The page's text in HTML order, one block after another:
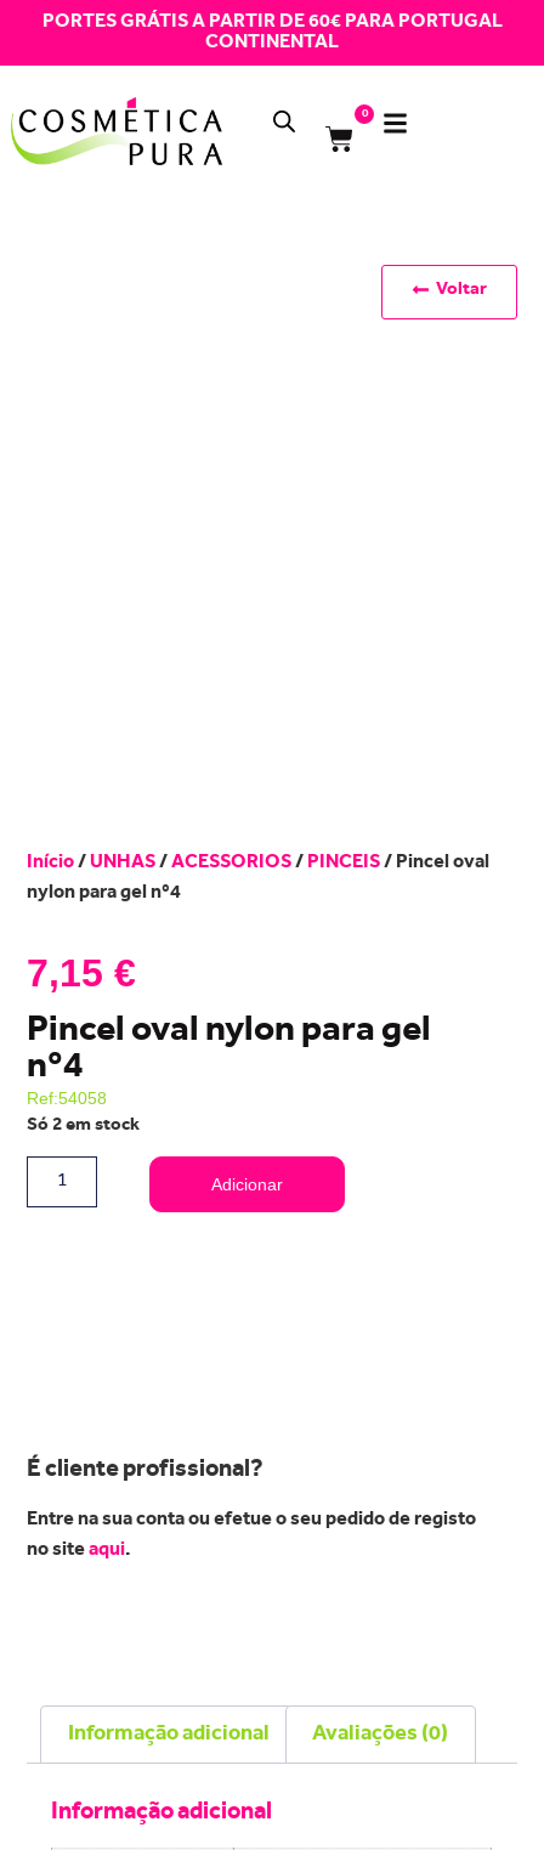
PORTES GRÁTIS A PARTIR DE 60€ PARA PORTUGAL
CONTINENTAL
0
Início/UNHAS/ACESSORIOS/PINCEIS/ Pincel oval
nylon para gel nº4
7,15€
Pincel oval nylon para gel
nº4
Ref:54058
Só 2 em stock
Adicionar
É cliente profissional?
Entre na sua conta ou efetue o seu pedido de registo
no siteaqui.
Voltar
Informação adicional Avaliações (0)
Informação adicional